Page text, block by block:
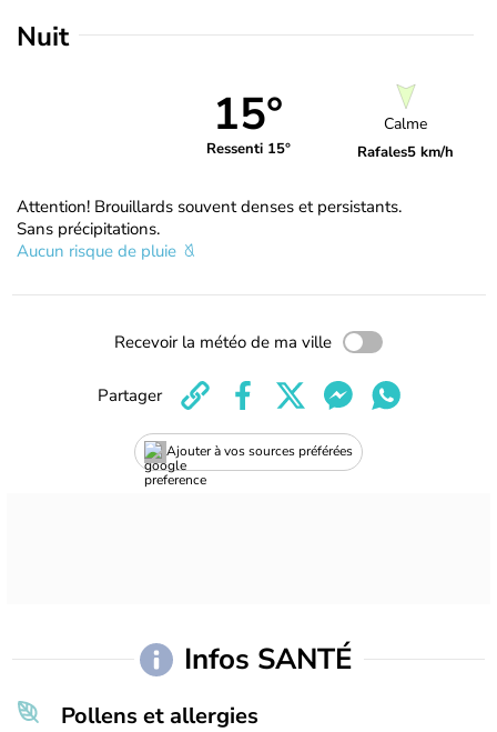
Nuit
15°
Ressenti 15°
Calme
Rafales5 km/h
Attention! Brouillards souvent denses et persistants.
Sans précipitations.
Aucun risque de pluie
Recevoir la météo de ma ville
Ajouter à vos sources préférées
Partager
Infos SANTÉ
Pollens et allergies